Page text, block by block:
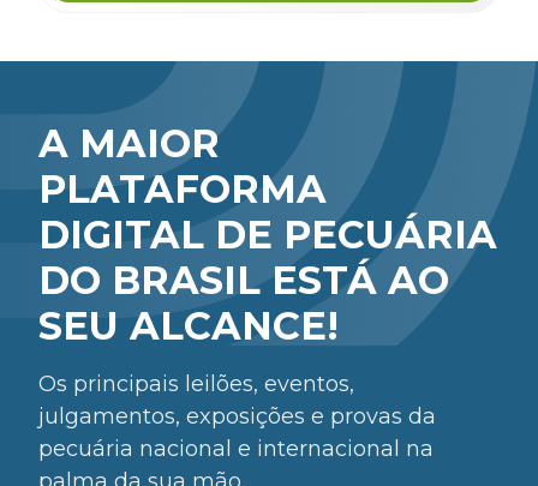
A MAIOR
PLATAFORMA
DIGITAL DE PECUÁRIA
DO BRASIL ESTÁ AO
SEU ALCANCE!
Os principais leilões, eventos,
julgamentos, exposições e provas da
pecuária nacional e internacional na